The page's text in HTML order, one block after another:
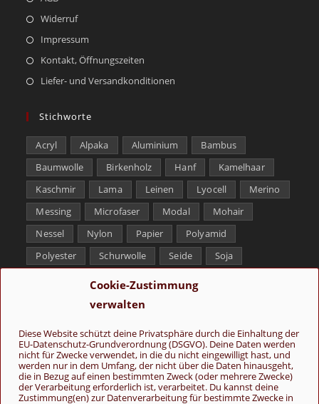
Cookie-Zustimmung
verwalten
Diese Website schützt deine Privatsphäre durch die Einhaltung der
EU-Datenschutz-Grundverordnung (DSGVO). Deine Daten werden
nicht für Zwecke verwendet, in die du nicht eingewilligt hast, und
werden nur in dem Umfang, der nicht über die Daten hinausgeht,
die in Bezug auf einen bestimmten Zweck (oder mehrere Zwecke)
der Verarbeitung erforderlich ist, verarbeitet. Du kannst deine
Zustimmung(en) zur Datenverarbeitung für bestimmte Zwecke in
Widerruf
Impressum
Kontakt, Öffnungszeiten
Liefer- und Versandkonditionen
Stichworte
Acryl Alpaka Aluminium
Bambus
Baumwolle
Birkenholz Hanf
Kamelhaar
Kaschmir
Lama Leinen Lyocell
Merino
Messing
Microfaser Modal
Mohair
Nessel
Nylon Papier
Polyamid
Polyester
Schurwolle Seide
Soja
Tencel
Yak
Folge uns